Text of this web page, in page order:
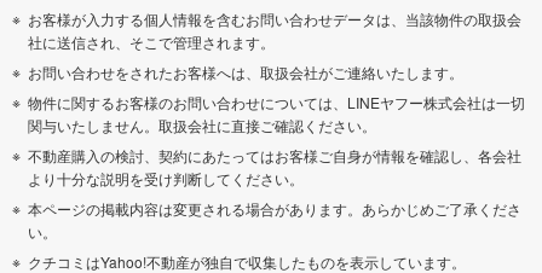
お客様が入力する個人情報を含むお問い合わせデータは、当該物件の取扱会
社に送信され、そこで管理されます。
お問い合わせをされたお客様へは、取扱会社がご連絡いたします。
物件に関するお客様のお問い合わせについては、LINEヤフー株式会社は一切
関与いたしません。取扱会社に直接ご確認ください。
不動産購入の検討、契約にあたってはお客様ご自身が情報を確認し、各会社
より十分な説明を受け判断してください。
本ページの掲載内容は変更される場合があります。あらかじめご了承くださ
い。
クチコミはYahoo!不動産が独自で収集したものを表示しています。